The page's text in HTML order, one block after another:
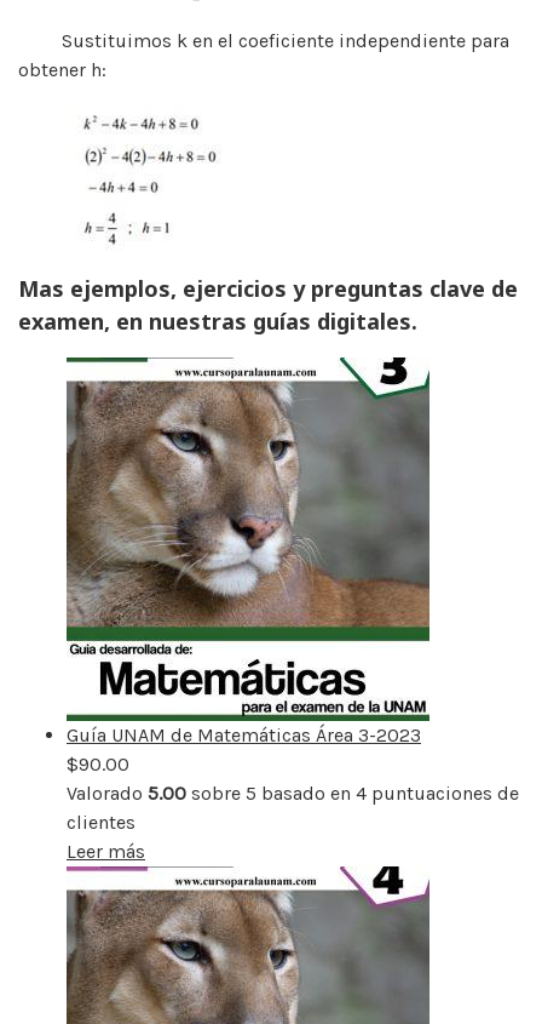
Sustituimos k en el coeficiente independiente para
obtener h:
Mas ejemplos, ejercicios y preguntas clave de
examen, en nuestras guías digitales.
Guía UNAM de Matemáticas Área 3-2023
$90.00
Valorado 5.00 sobre 5 basado en 4 puntuaciones de
clientes
Leer más